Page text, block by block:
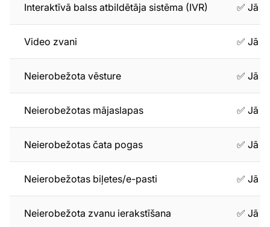
Interaktīvā balss atbildētāja sistēma (IVR) ✅ Jā
Video zvani ✅ Jā
Neierobežota vēsture ✅ Jā
Neierobežotas mājaslapas ✅ Jā
Neierobežotas čata pogas ✅ Jā
Neierobežotas biļetes/e-pasti ✅ Jā
Neierobežota zvanu ierakstīšana ✅ Jā